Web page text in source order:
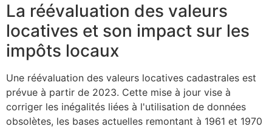
La réévaluation des valeurs
locatives et son impact sur les
impôts locaux
Une réévaluation des valeurs locatives cadastrales est
prévue à partir de 2023. Cette mise à jour vise à
corriger les inégalités liées à l'utilisation de données
obsolètes, les bases actuelles remontant à 1961 et 1970